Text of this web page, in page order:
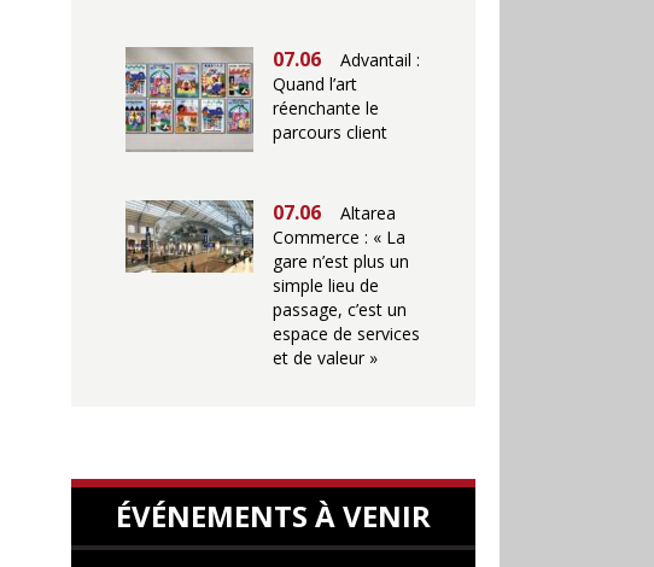
07.06
Advantail :
Quand l’art
réenchante le
parcours client
07.06
Altarea
Commerce : « La
gare n’est plus un
simple lieu de
passage, c’est un
espace de services
et de valeur »
ÉVÉNEMENTS À VENIR